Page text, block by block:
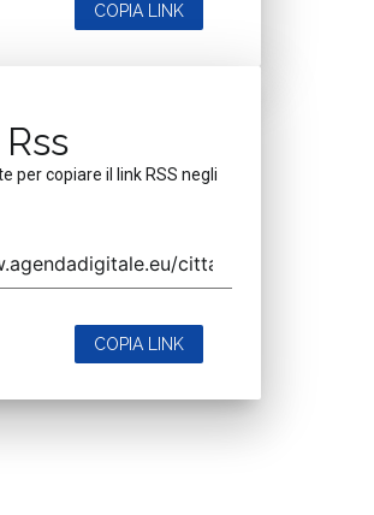
COPIA LINK
per copiare il link RSS negli
COPIA LINK